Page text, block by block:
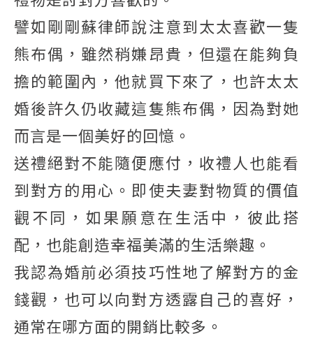
譬如剛剛蘇律師說注意到太太喜歡一隻
熊布偶，雖然稍嫌昂貴，但還在能夠負
擔的範圍內，他就買下來了，也許太太
婚後許久仍收藏這隻熊布偶，因為對她
而言是一個美好的回憶。
送禮絕對不能隨便應付，收禮人也能看
到對方的用心。即使夫妻對物質的價值
觀不同，如果願意在生活中，彼此搭
配，也能創造幸福美滿的生活樂趣。
我認為婚前必須技巧性地了解對方的金
錢觀，也可以向對方透露自己的喜好，
通常在哪方面的開銷比較多。